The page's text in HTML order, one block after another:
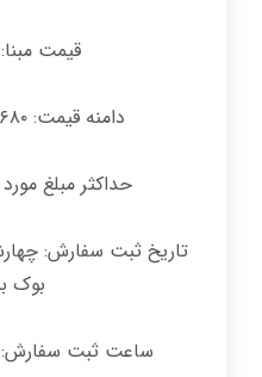
قیمت مبنا: ۱۳،۸۵۰ ریال
دامنه قیمت: ۱۴،۶۸۰ تا ۱۳،۰۲۰ ریال
حداکثر مبلغ مورد نیاز:
بوک
ساعت ثبت سفارش: